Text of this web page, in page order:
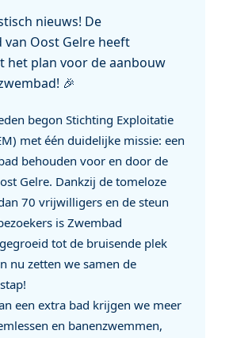
nieuws! De
van Oost Gelre heeft
het plan voor de aanbouw
🎉
begon Stichting Exploitatie
met één duidelijke missie: een
behouden voor en door de
Gelre. Dankzij de tomeloze
70 vrijwilligers en de steun
is Zwembad
tot de bruisende plek
nu zetten we samen de
een extra bad krijgen we meer
en banenzwemmen,